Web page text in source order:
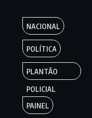
NACIONAL
POLÍTICA
PLANTÃO
POLICIAL
PAINEL